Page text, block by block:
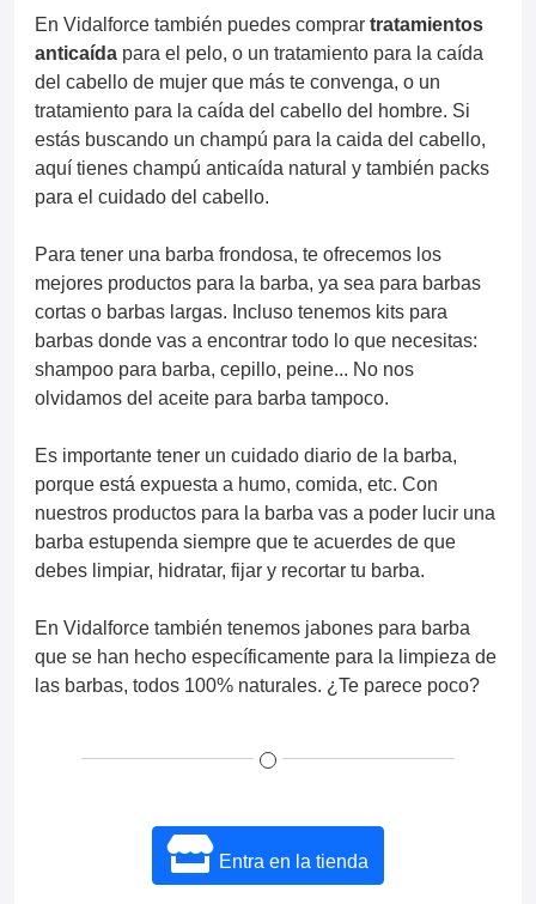
En Vidalforce también puedes comprar tratamientos
anticaída para el pelo, o un tratamiento para la caída
del cabello de mujer que más te convenga, o un
tratamiento para la caída del cabello del hombre. Si
estás buscando un champú para la caida del cabello,
aquí tienes champú anticaída natural y también packs
para el cuidado del cabello.
Para tener una barba frondosa, te ofrecemos los
mejores productos para la barba, ya sea para barbas
cortas o barbas largas. Incluso tenemos kits para
barbas donde vas a encontrar todo lo que necesitas:
shampoo para barba, cepillo, peine... No nos
olvidamos del aceite para barba tampoco.
Es importante tener un cuidado diario de la barba,
porque está expuesta a humo, comida, etc. Con
nuestros productos para la barba vas a poder lucir una
barba estupenda siempre que te acuerdes de que
debes limpiar, hidratar, fijar y recortar tu barba.
En Vidalforce también tenemos jabones para barba
que se han hecho específicamente para la limpieza de
las barbas, todos 100% naturales. ¿Te parece poco?
Entra en la tienda